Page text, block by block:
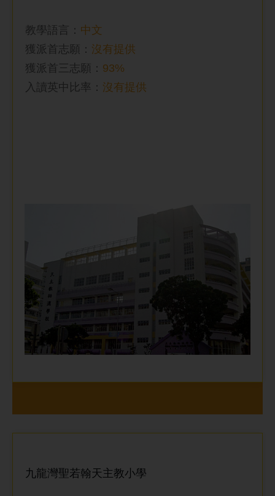
教學語言： 中文
獲派首志願： 沒有提供
獲派首三志願： 93%
入讀英中比率 ： 沒有提供
九龍灣聖若翰天主教小學